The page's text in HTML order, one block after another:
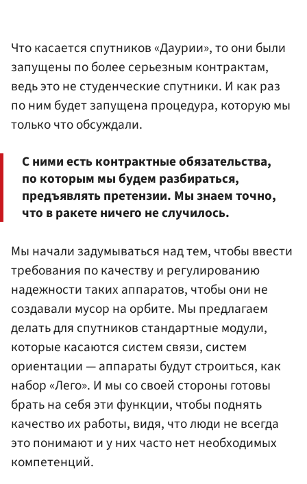
Что касается спутников «Даурии», то они были
запущены по более серьезным контрактам,
ведь это не студенческие спутники. И как раз
по ним будет запущена процедура, которую мы
только что обсуждали.
С ними есть контрактные обязательства,
по которым мы будем разбираться,
предъявлять претензии. Мы знаем точно,
что в ракете ничего не случилось.
Мы начали задумываться над тем, чтобы ввести
требования по качеству и регулированию
надежности таких аппаратов, чтобы они не
создавали мусор на орбите. Мы предлагаем
делать для спутников стандартные модули,
которые касаются систем связи, систем
ориентации — аппараты будут строиться, как
набор «Лего». И мы со своей стороны готовы
брать на себя эти функции, чтобы поднять
качество их работы, видя, что люди не всегда
это понимают и у них часто нет необходимых
компетенций.